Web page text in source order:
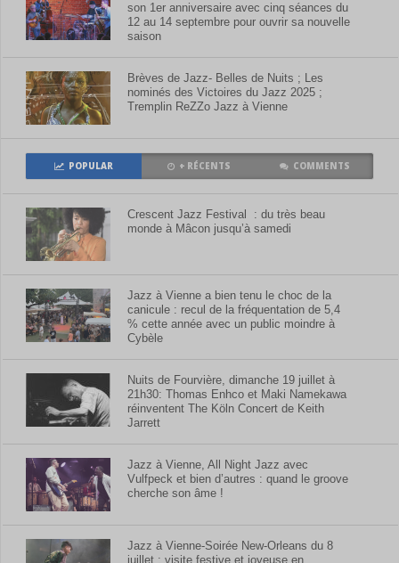
son 1er anniversaire avec cinq séances du
12 au 14 septembre pour ouvrir sa nouvelle
saison
Brèves de Jazz- Belles de Nuits ; Les
nominés des Victoires du Jazz 2025 ;
Tremplin ReZZo Jazz à Vienne
POPULAR + RÉCENTS COMMENTS
Crescent Jazz Festival : du très beau
monde à Mâcon jusqu’à samedi
Jazz à Vienne a bien tenu le choc de la
canicule : recul de la fréquentation de 5,4
% cette année avec un public moindre à
Cybèle
Nuits de Fourvière, dimanche 19 juillet à
21h30: Thomas Enhco et Maki Namekawa
réinventent The Köln Concert de Keith
Jarrett
Jazz à Vienne, All Night Jazz avec
Vulfpeck et bien d’autres : quand le groove
cherche son âme !
Jazz à Vienne-Soirée New-Orleans du 8
juillet : visite festive et joyeuse en